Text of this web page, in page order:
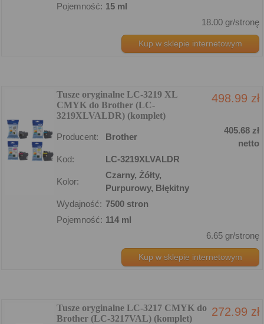
Pojemność: 15 ml
18.00 gr/stronę
Kup w sklepie internetowym
Tusze oryginalne LC-3219 XL
CMYK do Brother (LC-
3219XLVALDR) (komplet)
498.99 zł
Producent: Brother
405.68 zł
netto
Kod:
LC-3219XLVALDR
Kolor:
Czarny, Żółty,
Purpurowy, Błękitny
Wydajność: 7500 stron
Pojemność: 114 ml
6.65 gr/stronę
Kup w sklepie internetowym
Tusze oryginalne LC-3217 CMYK do
Brother (LC-3217VAL) (komplet)
272.99 zł